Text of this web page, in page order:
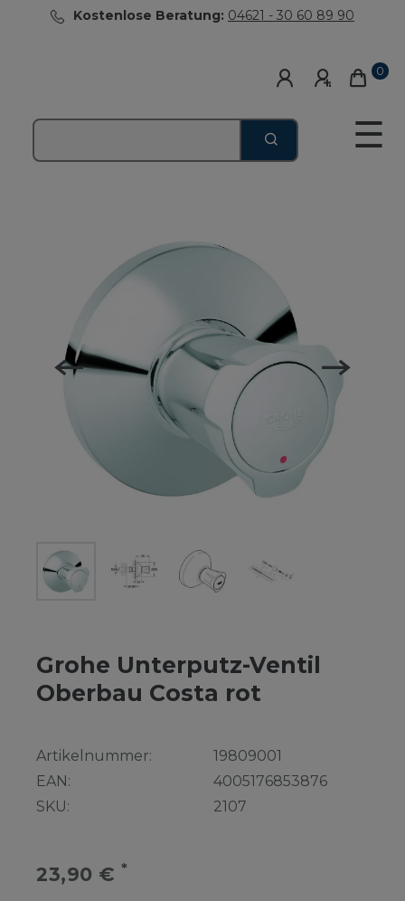
Kostenlose Beratung: 04621 - 30 60 89 90
0
☰
Grohe Unterputz-Ventil
Oberbau Costa rot
Artikelnummer:
EAN:
SKU:
19809001
4005176853876
2107
23,90 € *